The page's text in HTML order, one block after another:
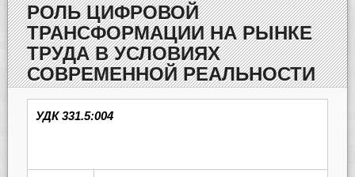
РОЛЬ ЦИФРОВОЙ
ТРАНСФОРМАЦИИ НА РЫНКЕ
ТРУДА В УСЛОВИЯХ
СОВРЕМЕННОЙ РЕАЛЬНОСТИ
УДК 331.5:004